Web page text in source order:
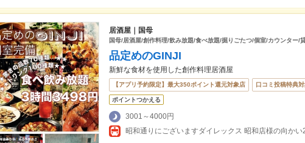
居酒屋｜国母
国母/居酒屋/創作料理/飲み放題/食べ放題/掘りごたつ/個室/カウンター/
品定めのGINJI
新鮮な食材を使用した創作料理居酒屋
【アプリ予約限定】最大350ポイント還元対象店 口コミ投稿特典
ポイントつかえる
3001～4000円